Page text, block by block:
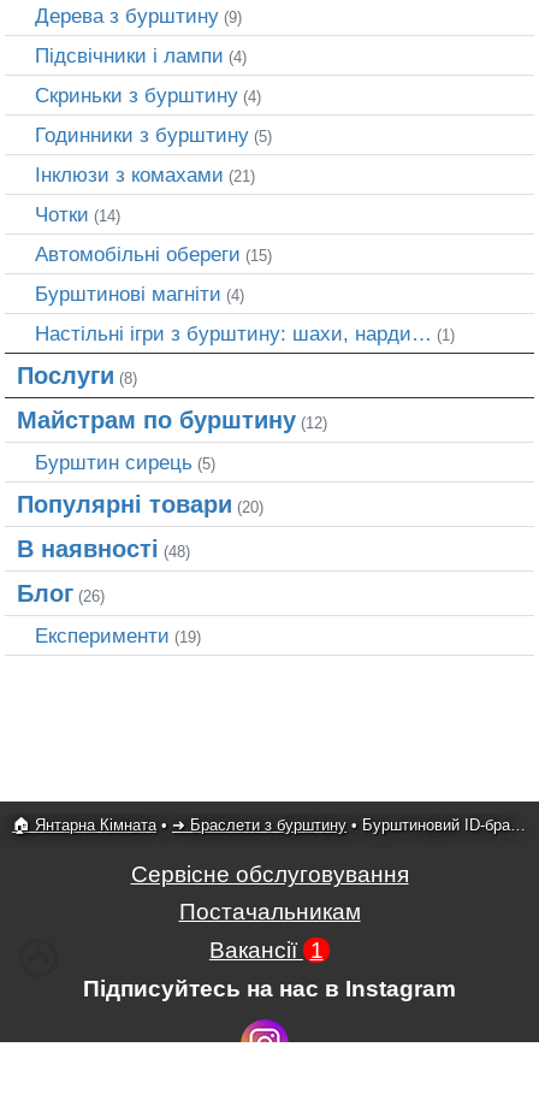
Дерева з бурштину (9)
Підсвічники і лампи (4)
Скриньки з бурштину (4)
Годинники з бурштину (5)
Інклюзи з комахами (21)
Чотки (14)
Автомобільні обереги (15)
Бурштинові магніти (4)
Настільні ігри з бурштину: шахи, нарди… (1)
Послуги (8)
Майстрам по бурштину (12)
Бурштин сирець (5)
Популярні товари (20)
В наявності (48)
Блог (26)
Експерименти (19)
🏠 Янтарна Кімната• ➜ Браслети з бурштину • Бурштиновий ID-браслет з сапфірами
Сервісне обслуговування
Постачальникам
Вакансії 1
Підписуйтесь на нас в Instagram